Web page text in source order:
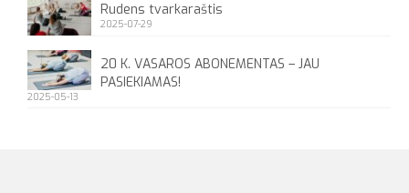
Rudens tvarkaraštis
2025-07-29
20 K. VASAROS ABONEMENTAS – JAU
PASIEKIAMAS!
2025-05-13